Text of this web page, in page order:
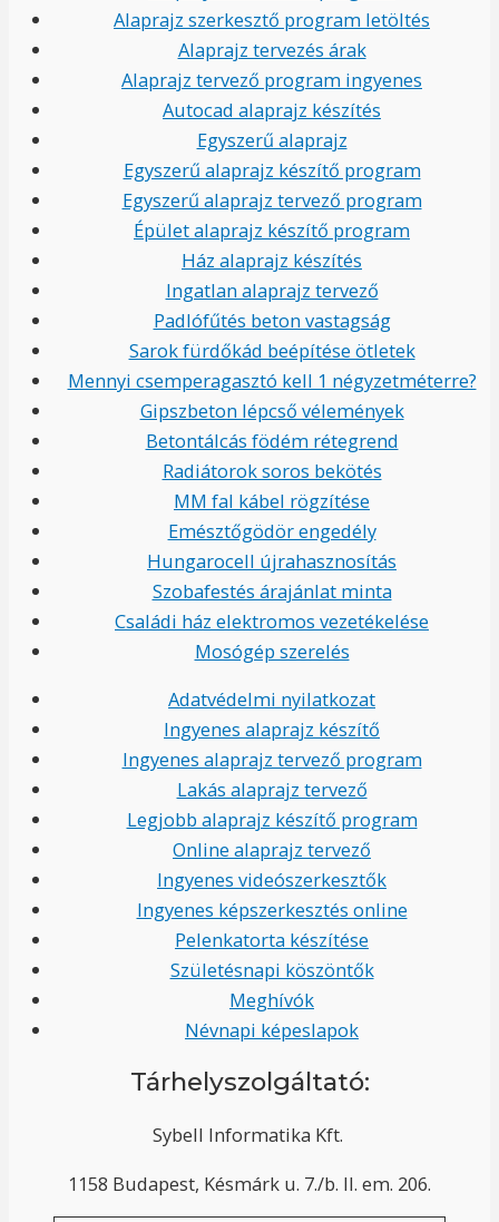
Alaprajz szerkesztő program letöltés
Alaprajz tervezés árak
Alaprajz tervező program ingyenes
Autocad alaprajz készítés
Egyszerű alaprajz
Egyszerű alaprajz készítő program
Egyszerű alaprajz tervező program
Épület alaprajz készítő program
Ház alaprajz készítés
Ingatlan alaprajz tervező
Padlófűtés beton vastagság
Sarok fürdőkád beépítése ötletek
Mennyi csemperagasztó kell 1 négyzetméterre?
Gipszbeton lépcső vélemények
Betontálcás födém rétegrend
Radiátorok soros bekötés
MM fal kábel rögzítése
Emésztőgödör engedély
Hungarocell újrahasznosítás
Szobafestés árajánlat minta
Családi ház elektromos vezetékelése
Mosógép szerelés
Adatvédelmi nyilatkozat
Ingyenes alaprajz készítő
Ingyenes alaprajz tervező program
Lakás alaprajz tervező
Legjobb alaprajz készítő program
Online alaprajz tervező
Ingyenes videószerkesztők
Ingyenes képszerkesztés online
Pelenkatorta készítése
Születésnapi köszöntők
Meghívók
Névnapi képeslapok
Tárhelyszolgáltató:
Sybell Informatika Kft.
1158 Budapest, Késmárk u. 7./b. II. em. 206.